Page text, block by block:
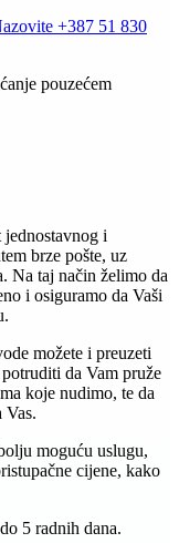
+387 51 830
pouzećem
jednostavnog i
brze pošte, uz
Na taj način želimo da
i osiguramo da Vaši
možete i preuzeti
da Vam pruže
koje nudimo, te da
Vas.
moguću uslugu,
cijene, kako
5 radnih dana.